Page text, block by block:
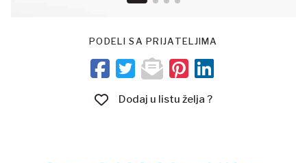
PODELI SA PRIJATELJIMA
Dodaj u listu želja ?